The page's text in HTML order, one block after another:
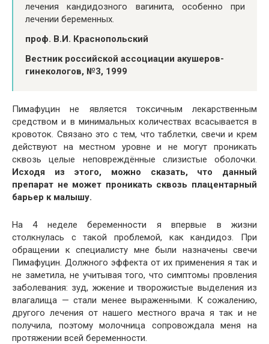
лечения кандидозного вагинита, особенно при
лечении беременных.
проф. В.И. Краснопольский
Вестник российской ассоциации акушеров-
гинекологов, №3, 1999
Пимафуцин не является токсичным лекарственным
средством и в минимальных количествах всасывается в
кровоток. Связано это с тем, что таблетки, свечи и крем
действуют на местном уровне и не могут проникать
сквозь целые неповреждённые слизистые оболочки.
Исходя из этого, можно сказать, что данный
препарат не может проникать сквозь плацентарный
барьер к малышу.
На 4 неделе беременности я впервые в жизни
столкнулась с такой проблемой, как кандидоз. При
обращении к специалисту мне были назначены свечи
Пимафуцин. Должного эффекта от их применения я так и
не заметила, не учитывая того, что симптомы провления
заболевания: зуд, жжение и творожистые выделения из
влагалища — стали менее выраженными. К сожалению,
другого лечения от нашего местного врача я так и не
получила, поэтому молочница сопровождала меня на
протяжении всей беременности.